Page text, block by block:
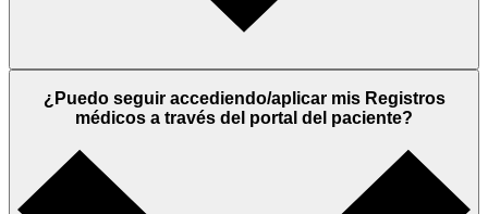
¿Puedo seguir accediendo/aplicar mis Registros
médicos a través del portal del paciente?